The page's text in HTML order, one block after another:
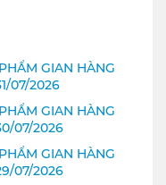
GIAN HÀNG
07/2026
GIAN HÀNG
07/2026
GIAN HÀNG
07/2026